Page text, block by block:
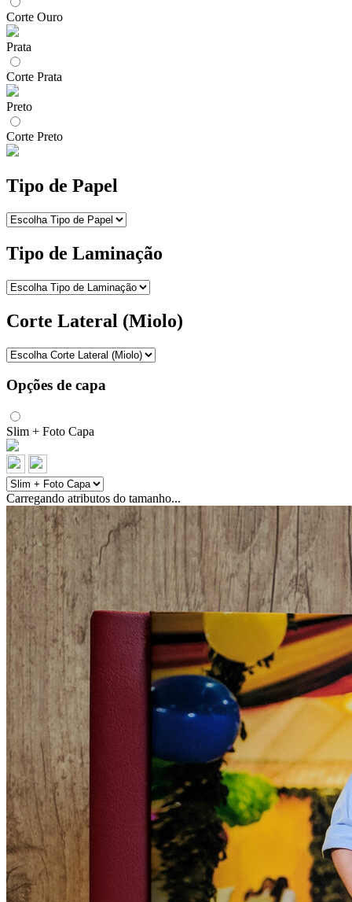
Corte Ouro
Prata
Corte Prata
Preto
Corte Preto
Tipo de Papel
Tipo de Laminação
Corte Lateral (Miolo)
Opções de capa
Slim + Foto Capa
Carregando atributos do tamanho...